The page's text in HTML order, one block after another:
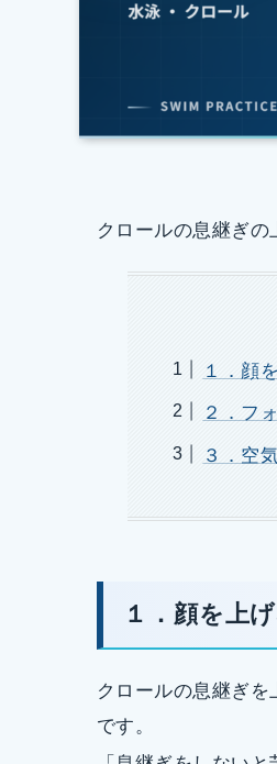
クロールの息継ぎの
１．顔
２．フ
３．空
１．顔を上
クロールの息継ぎ
です。